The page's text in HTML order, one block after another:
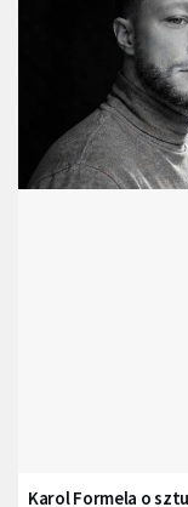
Karol Formela o